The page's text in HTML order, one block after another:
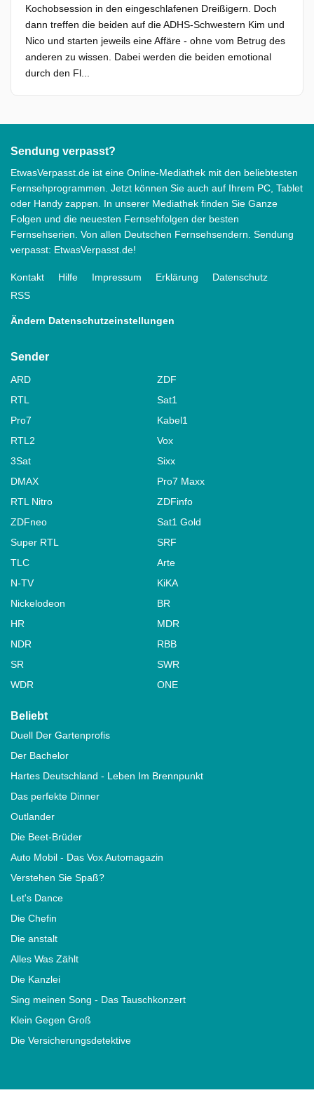
Kochobsession in den eingeschlafenen Dreißigern. Doch
dann treffen die beiden auf die ADHS-Schwestern Kim und
Nico und starten jeweils eine Affäre - ohne vom Betrug des
anderen zu wissen. Dabei werden die beiden emotional
durch den Fl...
Sendung verpasst?
EtwasVerpasst.de ist eine Online-Mediathek mit den beliebtesten
Fernsehprogrammen. Jetzt können Sie auch auf Ihrem PC, Tablet
oder Handy zappen. In unserer Mediathek finden Sie Ganze
Folgen und die neuesten Fernsehfolgen der besten
Fernsehserien. Von allen Deutschen Fernsehsendern. Sendung
verpasst: EtwasVerpasst.de!
Kontakt Hilfe Impressum Erklärung
Datenschutz
RSS
Ändern Datenschutzeinstellungen
Sender
ARD
ZDF
RTL
Sat1
Pro7
Kabel1
RTL2
Vox
3Sat
Sixx
DMAX
Pro7 Maxx
RTL Nitro
ZDFinfo
ZDFneo
Sat1 Gold
Super RTL
SRF
TLC
Arte
N-TV
KiKA
Nickelodeon
BR
HR
MDR
NDR
RBB
SR
SWR
WDR
ONE
Beliebt
Duell Der Gartenprofis
Der Bachelor
Hartes Deutschland - Leben Im Brennpunkt
Das perfekte Dinner
Outlander
Die Beet-Brüder
Auto Mobil - Das Vox Automagazin
Verstehen Sie Spaß?
Let's Dance
Die Chefin
Die anstalt
Alles Was Zählt
Die Kanzlei
Sing meinen Song - Das Tauschkonzert
Klein Gegen Groß
Die Versicherungsdetektive